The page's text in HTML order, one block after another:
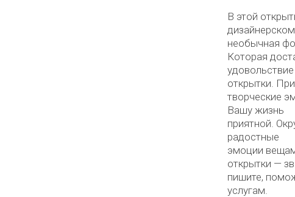
В этой
необычная
Которая
открытки.
творческие
Вашу жизнь
приятной.
радостные
эмоции
открытки —
пишите,
услугам.